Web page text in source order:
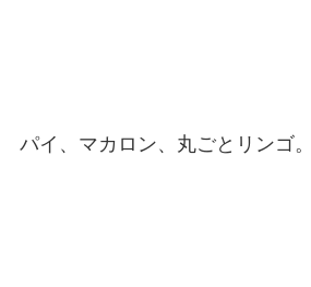
パイ、マカロン、丸ごとリンゴ。